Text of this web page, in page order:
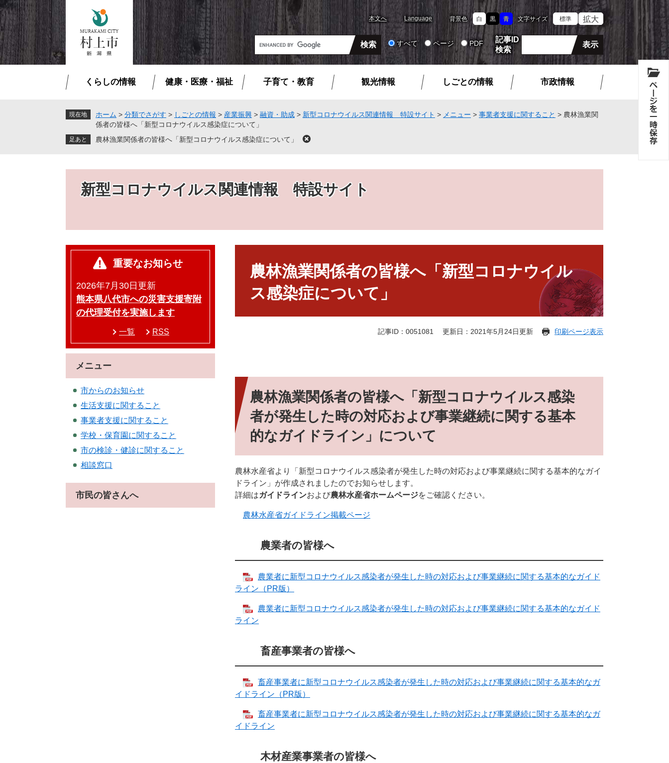
ペ
ー
ジ
の
先
頭
メ
ニ
ュ
ー
を
飛
本文へ Language 背景色 白 黒 青 文字サイズ 標準 拡大
G
o
o
カ
ス
タ
すべて ページ PDF
記事ID
検索
くらしの情報 健康・医療・福祉 子育て・教育 観光情報 しごとの情報 市政情報
現在地 ホーム > 分類でさがす > しごとの情報 > 産業振興 > 融資・助成 > 新型コロナウイルス関連情報 特設サイト > メニュー > 事業者支援に関すること > 農林漁業関
係者の皆様へ「新型コロナウイルス感染症について」
農林漁業関係者の皆様へ「新型コロナウイルス感染症について」
閉
新型コロナウイルス関連情報 特設サイト
農林漁業関係者の皆様へ「新型コロナウイル
ス感染症について」
記事ID：0051081 更新日：2021年5月24日更新 印刷ページ表示
農林漁業関係者の皆様へ「新型コロナウイルス感染
者が発生した時の対応および事業継続に関する基本
的なガイドライン」について
農林水産省より「新型コロナウイルス感染者が発生した時の対応および事業継続に関する基本的なガイ
ドライン」が作成されましたのでお知らせします。
詳細はガイドラインおよび農林水産省ホームページをご確認ください。
農林水産省ガイドライン掲載ページ
農業者の皆様へ
農業者に新型コロナウイルス感染者が発生した時の対応および事業継続に関する基本的なガイド
ライン（PR版）
農業者に新型コロナウイルス感染者が発生した時の対応および事業継続に関する基本的なガイド
ライン
畜産事業者の皆様へ
畜産事業者に新型コロナウイルス感染者が発生した時の対応および事業継続に関する基本的なガ
イドライン（PR版）
畜産事業者に新型コロナウイルス感染者が発生した時の対応および事業継続に関する基本的なガ
イドライン
木材産業事業者の皆様へ
重要なお知らせ
2026年7月30日更新
熊本県八代市への災害支援寄附
の代理受付を実施します
一覧 RSS
メニュー
市からのお知らせ
生活支援に関すること
事業者支援に関すること
学校・保育園に関すること
市の検診・健診に関すること
相談窓口
市民の皆さんへ